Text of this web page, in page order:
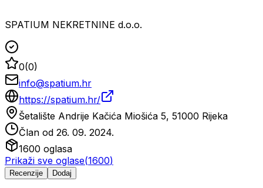
SPATIUM NEKRETNINE d.o.o.
0(0)
info@spatium.hr
https://spatium.hr/
Šetalište Andrije Kačića Miošića 5, 51000 Rijeka
Član od 26. 09. 2024.
1600 oglasa
Prikaži sve oglase(1600)
Recenzije Dodaj